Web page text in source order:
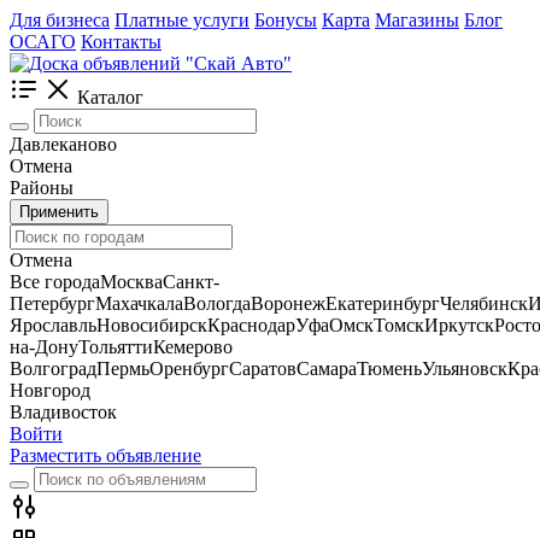
Для бизнеса Платные услуги Бонусы Карта Магазины Блог
ОСАГО Контакты
Каталог
Давлеканово
Отмена
Районы
Применить
Отмена
Все городаМоскваСанкт-
ПетербургМахачкалаВологдаВоронежЕкатеринбургЧелябинск
ЯрославльНовосибирскКраснодарУфаОмскТомскИркутск
на-ДонуТольяттиКемерово
ВолгоградПермьОренбургСаратовСамараТюменьУльяновск
Новгород
Владивосток
Войти
Разместить объявление